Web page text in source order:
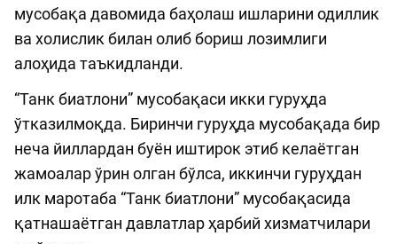
мусобақа давомида баҳолаш ишларини одиллик
ва холислик билан олиб бориш лозимлиги
алоҳида таъкидланди.
“Танк биатлони” мусобақаси икки гуруҳда
ўтказилмоқда. Биринчи гуруҳда мусобақада бир
неча йиллардан буён иштирок этиб келаётган
жамоалар ўрин олган бўлса, иккинчи гуруҳдан
илк маротаба “Танк биатлони” мусобақасида
қатнашаётган давлатлар ҳарбий хизматчилари